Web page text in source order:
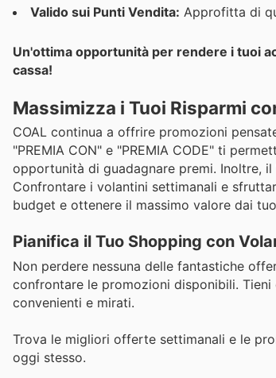
Valido sui Punti Vendita: Approfitta di
Un'ottima opportunità per rendere i tuoi
cassa!
Massimizza i Tuoi Risparmi
COAL continua a offrire promozioni
"PREMIA CON" e "PREMIA CODE" ti
opportunità di guadagnare premi. Inoltre,
Confrontare i volantini settimanali e
budget e ottenere il massimo valore dai
Pianifica il Tuo Shopping con
Non perdere nessuna delle fantastiche
confrontare le promozioni disponibili.
convenienti e mirati.
Trova le migliori offerte settimanali e le
oggi stesso.